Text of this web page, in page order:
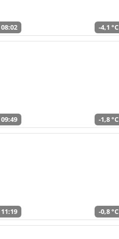
08:02 -4,1 °C
09:49 -1,8 °C
11:19 -0,8 °C